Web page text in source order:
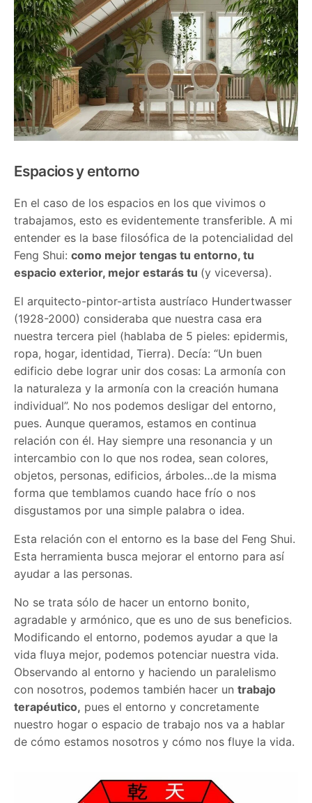
Espacios y entorno
En el caso de los espacios en los que vivimos o
trabajamos, esto es evidentemente transferible. A mi
entender es la base filosófica de la potencialidad del
Feng Shui:como mejor tengas tu entorno, tu
espacio exterior, mejor estarás tu (y viceversa).
El arquitecto-pintor-artista austríaco Hundertwasser
(1928-2000) consideraba que nuestra casa era
nuestra tercera piel (hablaba de 5 pieles: epidermis,
ropa, hogar, identidad, Tierra). Decía: “Un buen
edificio debe lograr unir dos cosas: La armonía con
la naturaleza y la armonía con la creación humana
individual”. No nos podemos desligar del entorno,
pues. Aunque queramos, estamos en continua
relación con él. Hay siempre una resonancia y un
intercambio con lo que nos rodea, sean colores,
objetos, personas, edificios, árboles…de la misma
forma que temblamos cuando hace frío o nos
disgustamos por una simple palabra o idea.
Esta relación con el entorno es la base del Feng Shui.
Esta herramienta busca mejorar el entorno para así
ayudar a las personas.
No se trata sólo de hacer un entorno bonito,
agradable y armónico, que es uno de sus beneficios.
Modificando el entorno, podemos ayudar a que la
vida fluya mejor, podemos potenciar nuestra vida.
Observando al entorno y haciendo un paralelismo
con nosotros, podemos también hacer untrabajo
terapéutico, pues el entorno y concretamente
nuestro hogar o espacio de trabajo nos va a hablar
de cómo estamos nosotros y cómo nos fluye la vida.